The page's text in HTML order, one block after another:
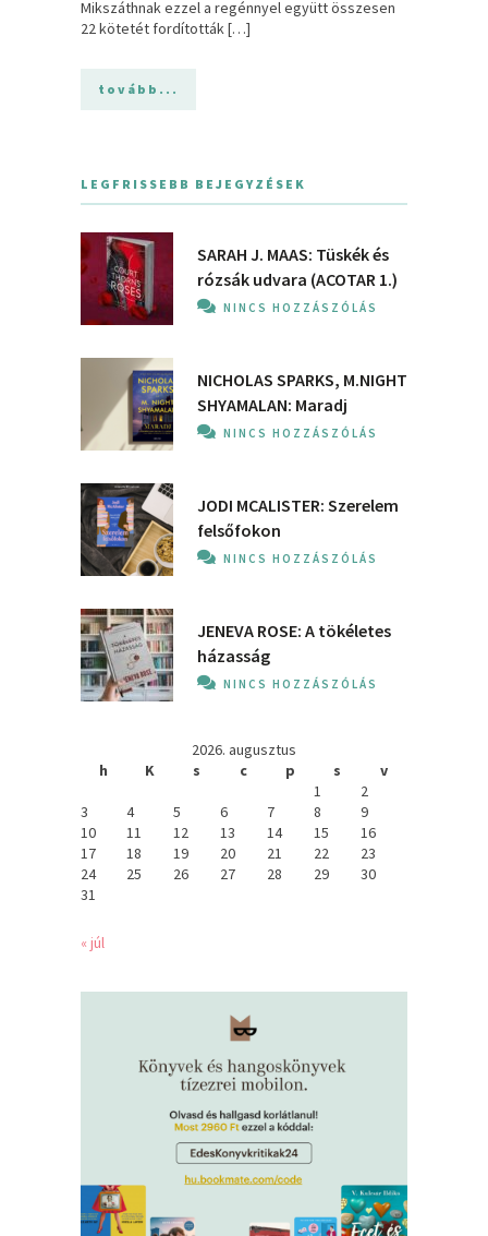
Mikszáthnak ezzel a regénnyel együtt összesen
22 kötetét fordították […]
tovább...
LEGFRISSEBB BEJEGYZÉSEK
SARAH J. MAAS: Tüskék és
rózsák udvara (ACOTAR 1.)
NINCS HOZZÁSZÓLÁS
NICHOLAS SPARKS, M.NIGHT
SHYAMALAN: Maradj
NINCS HOZZÁSZÓLÁS
JODI MCALISTER: Szerelem
felsőfokon
NINCS HOZZÁSZÓLÁS
JENEVA ROSE: A ​tökéletes
házasság
NINCS HOZZÁSZÓLÁS
2026. augusztus
h
K s c p s
v
1
2
3
4 5 6 7 8
9
10
11 12 13 14 15
16
17
18 19 20 21 22
23
24
25 26 27 28 29
30
31
« júl